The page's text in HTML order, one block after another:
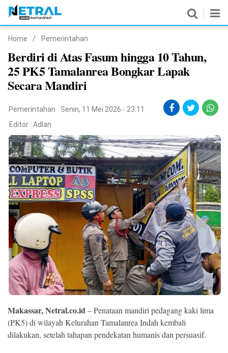
Nasional
Pemerintahan
Hukrim
Pendidikan
Peristiwa
Olahraga
Ekonomi
Memori
Home / Pemerintahan
Berdiri di Atas Fasum hingga 10 Tahun,
25 PK5 Tamalanrea Bongkar Lapak
Secara Mandiri
Pemerintahan
Senin, 11 Mei 2026 - 23:11
Editor : Adlan
Makassar, Netral.co.id– Penataan mandiri pedagang kaki lima
(PK5) di wilayah Kelurahan Tamalanrea Indah kembali
dilakukan, setelah tahapan pendekatan humanis dan persuasif.